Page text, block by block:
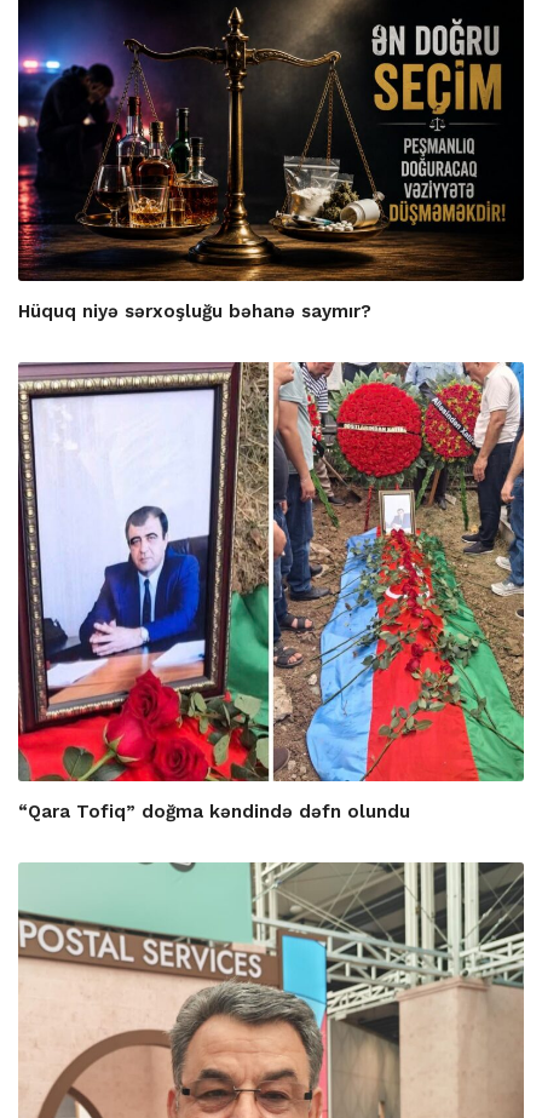
Hüquq niyə sərxoşluğu bəhanə saymır?
“Qara Tofiq” doğma kəndində dəfn olundu